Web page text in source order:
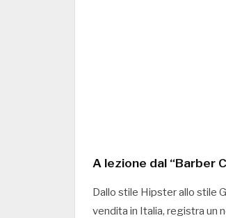
A lezione dal “Barber
Dallo stile Hipster allo stile
vendita in Italia, registra un